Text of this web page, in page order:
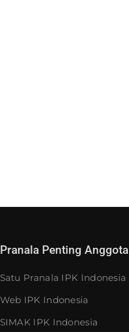
Pranala Penting Anggota
Satu Pranala IPK Indonesia
Web IPK Indonesia
SIMAK IPK Indonesia